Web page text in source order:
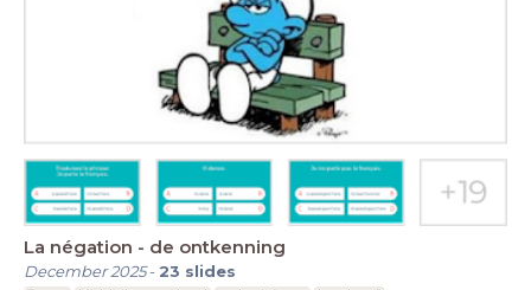
La négation - de ontkenning
December 2025- 23 slides